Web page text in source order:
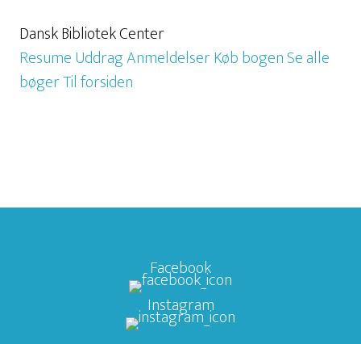
Dansk Bibliotek Center
ResumeUddragAnmeldelserKøb bogenSe alle
bøgerTil forsiden
Facebook
Instagram